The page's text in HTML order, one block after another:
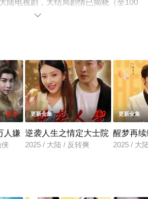
陆电视剧，大结局剧情已揭晓（全100
高清未删减完整版电视剧全集就上天
视猫或剧情网等平台了解。

6.0
人嫌
侠
更新全集 1.0
逆袭人生之情定大士院
2025 / 大陆 / 反转爽
更新全集
醒梦再
2025 / 大